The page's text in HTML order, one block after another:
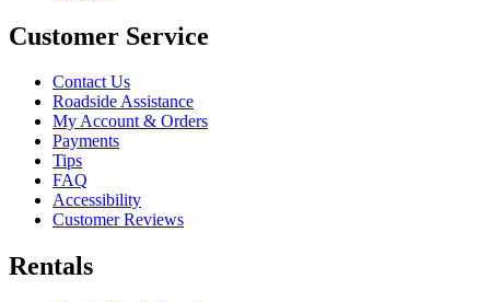
Customer Service
Contact Us
Roadside Assistance
My Account & Orders
Payments
Tips
FAQ
Accessibility
Customer Reviews
Rentals